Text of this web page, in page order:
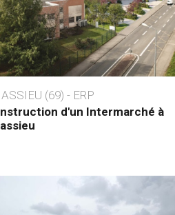
(69) - ERP
d'un Intermarché à